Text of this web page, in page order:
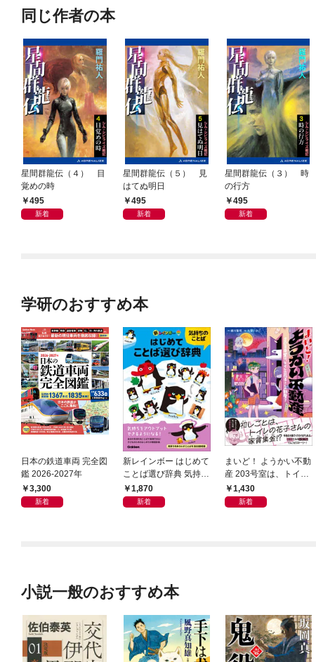
同じ作者の本
星間群龍伝（４） 目
覚めの時
495
新着
星間群龍伝（５） 見
はてぬ明日
495
新着
星間群龍伝（３） 時
の行方
495
新着
学研のおすすめ本
日本の鉄道車両 完全図
鑑 2026-2027年
3,300
新着
新レインボー はじめて
ことば選び辞典 気持ち
のことば
1,870
新着
まいど！ ようかい不動
産 203号室は、トイレ
の花子さんの部屋？
1,430
新着
小説一般のおすすめ本